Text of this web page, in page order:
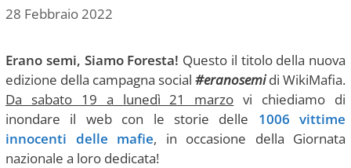
28 Febbraio 2022
Erano semi, Siamo Foresta! Questo il titolo della nuova
edizione della campagna social #eranosemidi WikiMafia.
Da sabato 19 a lunedì 21 marzo vi chiediamo di
inondare il web con le storie delle 1006 vittime
innocenti delle mafie, in occasione della Giornata
nazionale a loro dedicata!